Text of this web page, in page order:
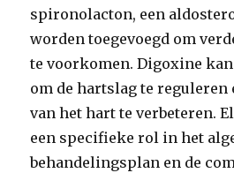
spironolacton, een
worden toegevoegd om
te voorkomen. Digoxine
om de hartslag te
van het hart te verbeteren.
een specifieke rol in het
behandelingsplan en de